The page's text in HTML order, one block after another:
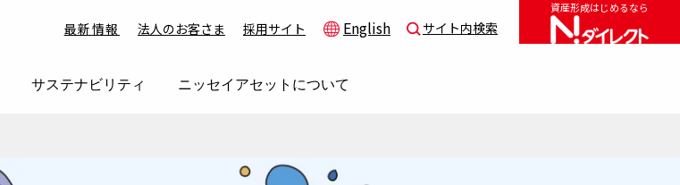
最新情報 法人のお客さま 採用サイト English サイト内検索
サステナビリティ ニッセイアセットについて
資産形成はじめるなら